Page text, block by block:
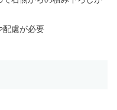
配慮が必要